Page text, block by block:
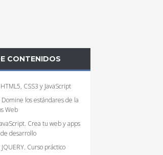
CONTENIDOS
CSS3 y JavaScript
Domine los estándares de la
Web
Crea tu web y apps
desarrollo
Curso práctico